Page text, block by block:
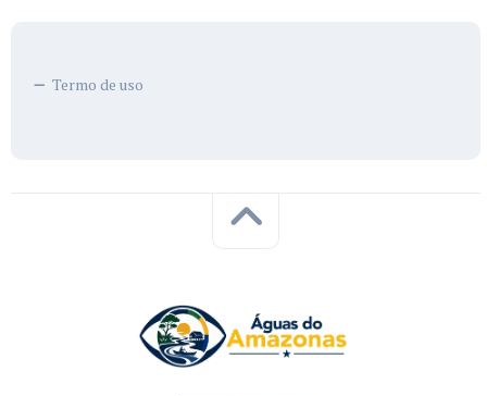
Termo de uso